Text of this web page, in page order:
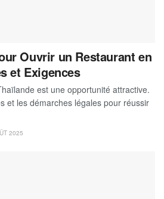
Ouvrir un Restaurant en
et Exigences
est une opportunité attractive.
et les démarches légales pour réussir
2025